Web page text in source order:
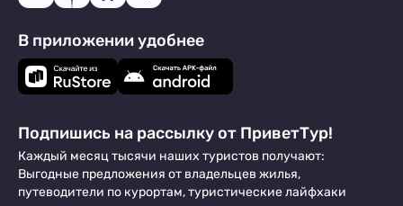
В приложении удобнее
Подпишись на рассылку от ПриветТур!
Каждый месяц тысячи наших туристов получают:
Выгодные предложения от владельцев жилья,
путеводители по курортам, туристические лайфхаки